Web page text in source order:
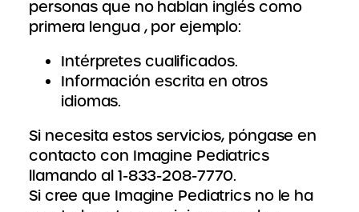
personas que no hablan inglés como
primera lengua , por ejemplo:
Intérpretes cualificados.
Información escrita en otros
idiomas.
Si necesita estos servicios, póngase en
contacto con Imagine Pediatrics
llamando al 1-833-208-7770.
Si cree que Imagine Pediatrics no le ha